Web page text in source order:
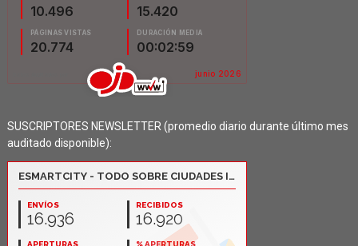
SUSCRIPTORES NEWSLETTER (promedio diario durante último mes
auditado disponible):